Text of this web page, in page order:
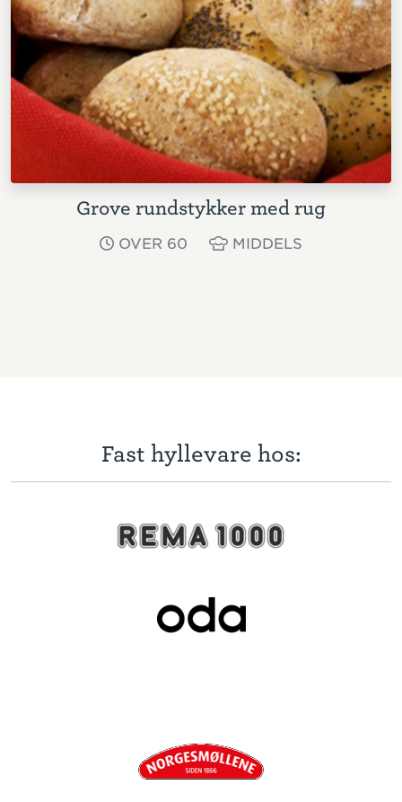
Grove rundstykker med rug
OVER 60 MIDDELS
Fast hyllevare hos: